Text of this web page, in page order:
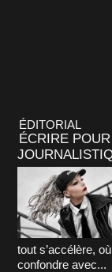
ÉDITORIAL
ÉCRIRE
tout s’accélère,
confondre avec...